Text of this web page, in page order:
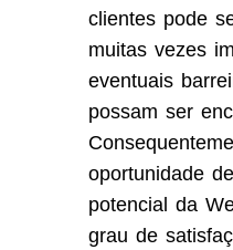
clientes pode
muitas vezes
eventuais
possam ser
oportunidade
potencial da
grau de